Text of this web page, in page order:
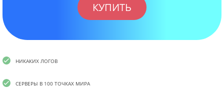
КУПИТЬ
НИКАКИХ ЛОГОВ
СЕРВЕРЫ В 100 ТОЧКАХ МИРА